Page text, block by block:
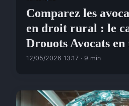
Comparez les
en droit rural : le
Drouots Avocats en
12/05/2026 13:17 · 9 min